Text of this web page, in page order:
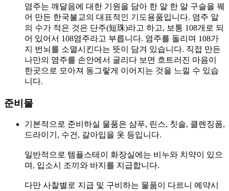
염주는 깨달음에 대한 기원을 담아 한 알 한 알 구슬을 꿰
어 만든 한국불교의 대표적인 기도용품입니다. 염주 알
의 수가 적은 것은 단주(短珠)라고 하고, 보통 108개로 되
어 있어서 108염주라고 부릅니다. 염주를 돌리며 108가
지 번뇌를 소멸시킨다는 뜻이 담겨 있습니다. 직접 만든
나만의 염주를 손안에서 굴리다 보면 흐트러진 마음이
한곳으로 모아져 동그랗게 이어지는 것을 느낄 수 있습
니다.
준비물
기본적으로 준비하실 물품은 샴푸, 린스, 칫솔, 클렌징폼,
드라이기, 수건, 갈아입을 옷 등입니다.
일반적으로 템플스테이 화장실에는 비누와 치약이 있으
며, 입소시 조끼와 바지를 지급합니다.
다만 사찰별로 지급 및 구비하는 물품이 다르니 예약시